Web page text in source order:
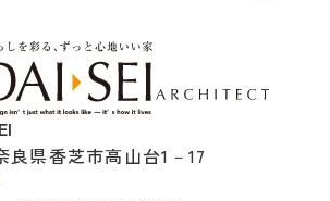
県香芝市高山台1－17